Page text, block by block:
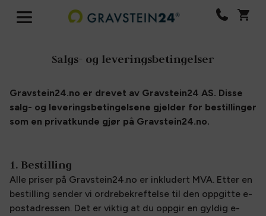
Salgs- og leveringsbetingelser
Gravstein24.no er drevet av Gravstein24 AS. Disse
salg- og leveringsbetingelsene gjelder for bestillinger
som en privatkunde gjør på Gravstein24.no.
1. Bestilling
Alle priser på Gravstein24.no er inkludert MVA. Etter en
bestilling sender vi ordrebekreftelse til den oppgitte e-
postadressen. Det er viktig at du oppgir en gyldig e-